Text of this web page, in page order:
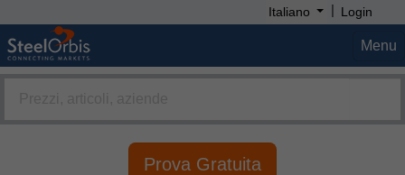
Italiano | Login
Menu
Prova Gratuita